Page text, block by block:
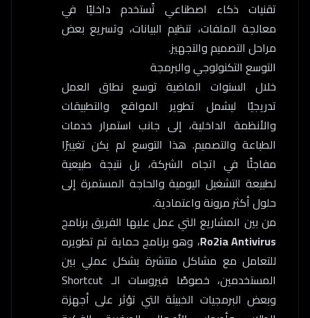
تقنيات ذكاء اصطناعي تُستخدم داخليًا في
معالجة الملفات، تنظيم البيانات، وتسريع بعض
مراحل التصميم والتجهيز.
التوسع التكنولوجي والبرمجة
خلال السنوات الماضية توسع نطاق العمل
تدريجيًا ليشمل تطوير المواقع والتطبيقات
والأنظمة الداخلية، إلى جانب استمرار خدمات
الطباعة والتصميم. هذا التوسع لم يكن تغييرًا
مفاجئًا في اتجاه الشركة، بل نتيجة طبيعية
لطبيعة التشغيل اليومية والحاجة المستمرة إلى
حلول أكثر مرونة واعتمادية.
من بين المشاريع التي عمل عليها الفريق برنامج
Ro2ia Antivirus، وهو برنامج حماية تم تطويره
للتعامل مع مشاكل منتشرة بشكل عملي بين
المستخدمين، خصوصًا فيروسات الـ Shortcut
وبعض البرمجيات الخبيثة التي تؤثر على أجهزة